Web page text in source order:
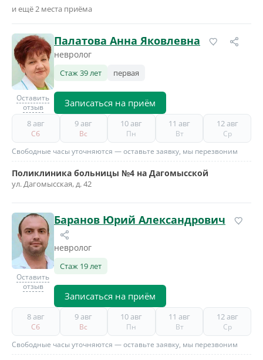
и ещё 2 места приёма
Оставить
отзыв
Палатова Анна Яковлевна
невролог
Стаж 39 лет первая
Записаться на приём
8 авг
Сб
9 авг
Вс
10 авг
Пн
11 авг
Вт
12 авг
Ср
Свободные часы уточняются — оставьте заявку, мы перезвоним
Поликлиника больницы №4 на Дагомысской
ул. Дагомысская, д. 42
Оставить
отзыв
Баранов Юрий Александрович
невролог
Стаж 19 лет
Записаться на приём
8 авг
Сб
9 авг
Вс
10 авг
Пн
11 авг
Вт
12 авг
Ср
Свободные часы уточняются — оставьте заявку, мы перезвоним